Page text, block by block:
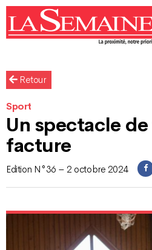
Retour
Sport
Un spectacle
facture
Edition N°36 – 2 octobre 2024